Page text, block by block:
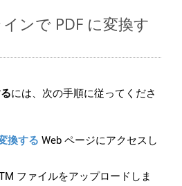
ンで PDF に変換す
には、次の手順に従ってくださ
換する Web ページにアクセスし
ファイルをアップロードしま